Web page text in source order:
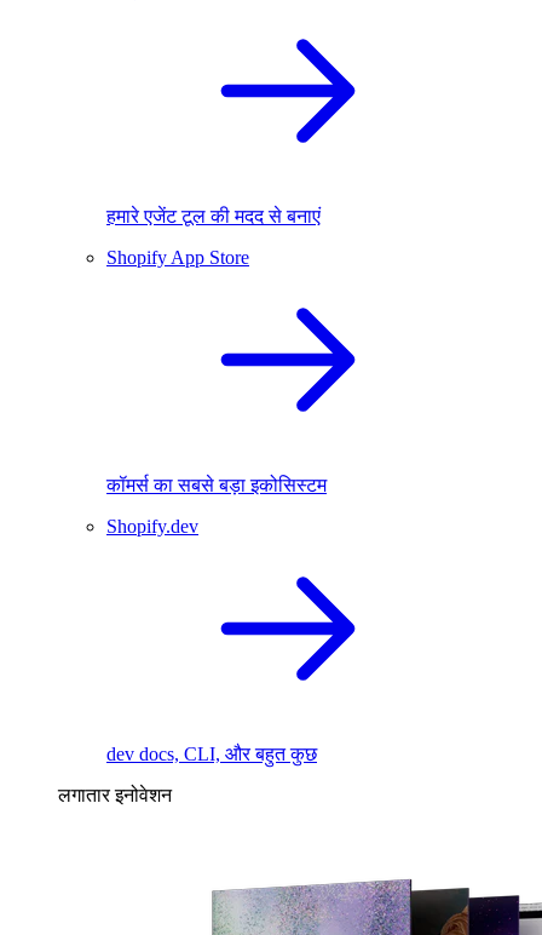
हमारे एजेंट टूल की मदद से बनाएं
Shopify App Store
कॉमर्स का सबसे बड़ा इकोसिस्टम
Shopify.dev
dev docs, CLI, और बहुत कुछ
लगातार इनोवेशन